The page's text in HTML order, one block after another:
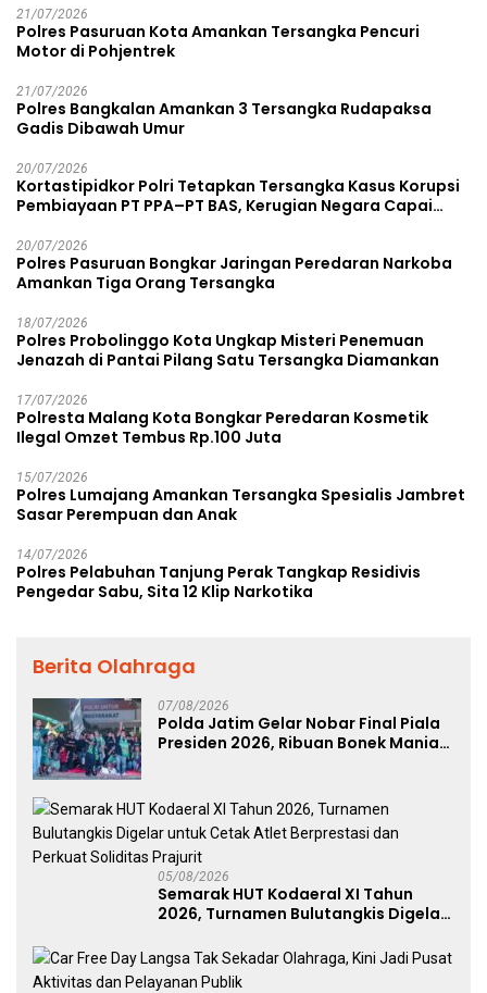
21/07/2026
Polres Pasuruan Kota Amankan Tersangka Pencuri
Motor di Pohjentrek
21/07/2026
Polres Bangkalan Amankan 3 Tersangka Rudapaksa
Gadis Dibawah Umur
20/07/2026
Kortastipidkor Polri Tetapkan Tersangka Kasus Korupsi
Pembiayaan PT PPA–PT BAS, Kerugian Negara Capai
20/07/2026
Polres Pasuruan Bongkar Jaringan Peredaran Narkoba
Amankan Tiga Orang Tersangka
18/07/2026
Polres Probolinggo Kota Ungkap Misteri Penemuan
Jenazah di Pantai Pilang Satu Tersangka Diamankan
17/07/2026
Polresta Malang Kota Bongkar Peredaran Kosmetik
Ilegal Omzet Tembus Rp.100 Juta
15/07/2026
Polres Lumajang Amankan Tersangka Spesialis Jambret
Sasar Perempuan dan Anak
14/07/2026
Polres Pelabuhan Tanjung Perak Tangkap Residivis
Pengedar Sabu, Sita 12 Klip Narkotika
Berita Olahraga
07/08/2026
Polda Jatim Gelar Nobar Final Piala
Presiden 2026, Ribuan Bonek Mania
05/08/2026
Semarak HUT Kodaeral XI Tahun
2026, Turnamen Bulutangkis Digelar
Perkuat Soliditas Prajurit